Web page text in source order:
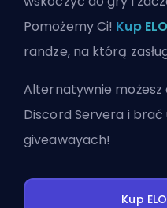
Pomożemy Ci! Kup
randze, na którą
Alternatywnie możesz
Discord Servera i brać
giveawayach!
Kup